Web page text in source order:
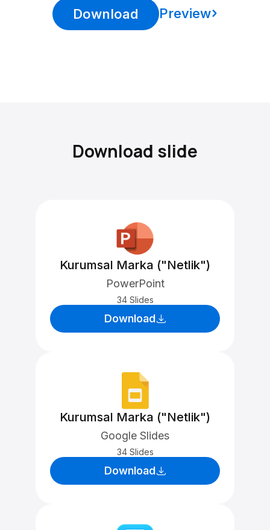
Download Preview
Download slide
Kurumsal Marka ("Netlik")
PowerPoint
34 Slides
Download
Kurumsal Marka ("Netlik")
Google Slides
34 Slides
Download